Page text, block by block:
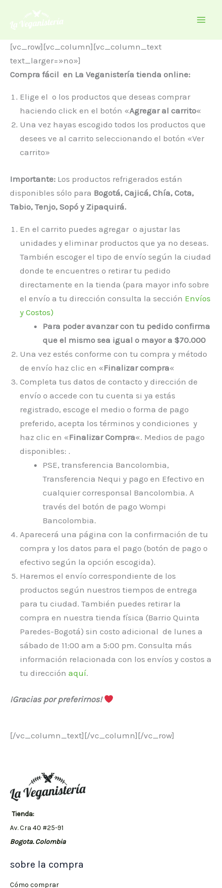
[vc_row][vc_column][vc_column_text
text_larger=»no»]
Compra fácil en La Veganistería tienda online:
Elige el o los productos que deseas comprar
haciendo click en el botón «Agregar al carrito«
Una vez hayas escogido todos los productos que
desees ve al carrito seleccionando el botón «Ver
carrito»
Importante: Los productos refrigerados están
disponibles sólo para Bogotá, Cajicá, Chía, Cota,
Tabio, Tenjo, Sopó y Zipaquirá.
En el carrito puedes agregar o ajustar las
unidades y eliminar productos que ya no deseas.
También escoger el tipo de envío según la ciudad
donde te encuentres o retirar tu pedido
directamente en la tienda (para mayor info sobre
el envío a tu dirección consulta la sección Envíos
y Costos)
Para poder avanzar con tu pedido confirma
que el mismo sea igual o mayor a $70.000
Una vez estés conforme con tu compra y método
de envío haz clic en «Finalizar compra«
Completa tus datos de contacto y dirección de
envío o accede con tu cuenta si ya estás
registrado, escoge el medio o forma de pago
preferido, acepta los términos y condiciones y
haz clic en «Finalizar Compra«. Medios de pago
disponibles: .
PSE, transferencia Bancolombia,
Transferencia Nequi y pago en Efectivo en
cualquier corresponsal Bancolombia. A
través del botón de pago Wompi
Bancolombia.
Aparecerá una página con la confirmación de tu
compra y los datos para el pago (botón de pago o
efectivo según la opción escogida).
Haremos el envío correspondiente de los
productos según nuestros tiempos de entrega
para tu ciudad. También puedes retirar la
compra en nuestra tienda física (Barrio Quinta
Paredes-Bogotá) sin costo adicional de lunes a
sábado de 11:00 am a 5:00 pm. Consulta más
información relacionada con los envíos y costos a
tu dirección aquí.
¡Gracias por preferirnos!
[/vc_column_text][/vc_column][/vc_row]
Tienda:
Av. Cra 40 #25-91
Bogota. Colombia
sobre la compra
Cómo comprar